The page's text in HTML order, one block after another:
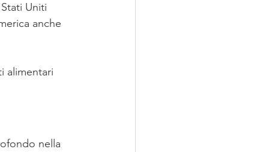
Uniti
anche
alimentari
nella